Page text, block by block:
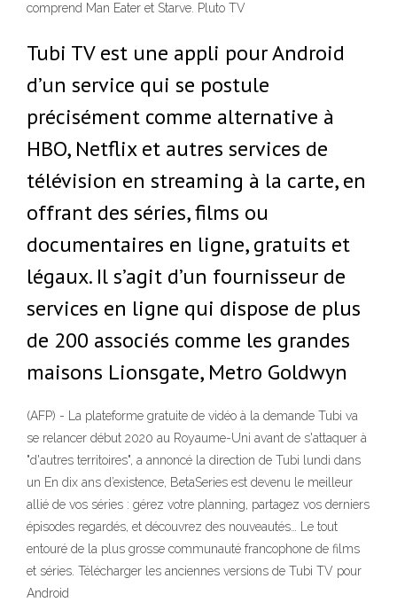
comprend Man Eater et Starve. Pluto TV
Tubi TV est une appli pour Android
d’un service qui se postule
précisément comme alternative à
HBO, Netflix et autres services de
télévision en streaming à la carte, en
offrant des séries, films ou
documentaires en ligne, gratuits et
légaux. Il s’agit d’un fournisseur de
services en ligne qui dispose de plus
de 200 associés comme les grandes
maisons Lionsgate, Metro Goldwyn
(AFP) - La plateforme gratuite de vidéo à la demande Tubi va
se relancer début 2020 au Royaume-Uni avant de s'attaquer à
"d'autres territoires", a annoncé la direction de Tubi lundi dans
un En dix ans d’existence, BetaSeries est devenu le meilleur
allié de vos séries : gérez votre planning, partagez vos derniers
épisodes regardés, et découvrez des nouveautés… Le tout
entouré de la plus grosse communauté francophone de films
et séries. Télécharger les anciennes versions de Tubi TV pour
Android